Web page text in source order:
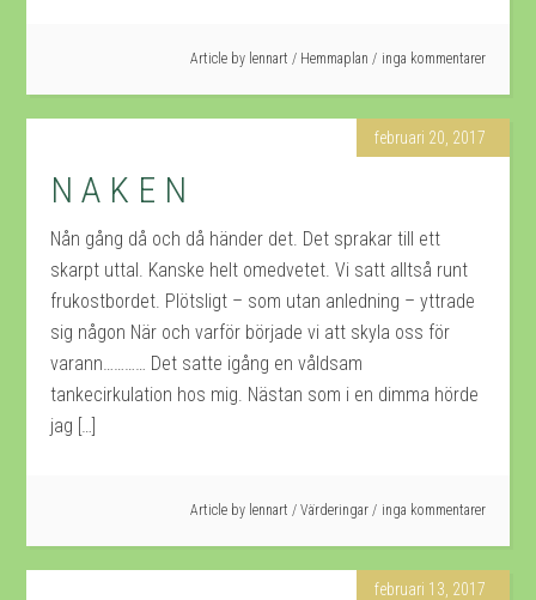
Article by lennart / Hemmaplan inga kommentarer
februari 20, 2017
N A K E N
Nån gång då och då händer det. Det sprakar till ett
skarpt uttal. Kanske helt omedvetet. Vi satt alltså runt
frukostbordet. Plötsligt – som utan anledning – yttrade
sig någon När och varför började vi att skyla oss för
varann………… Det satte igång en våldsam
tankecirkulation hos mig. Nästan som i en dimma hörde
jag […]
Article by lennart / Värderingar inga kommentarer
februari 13, 2017